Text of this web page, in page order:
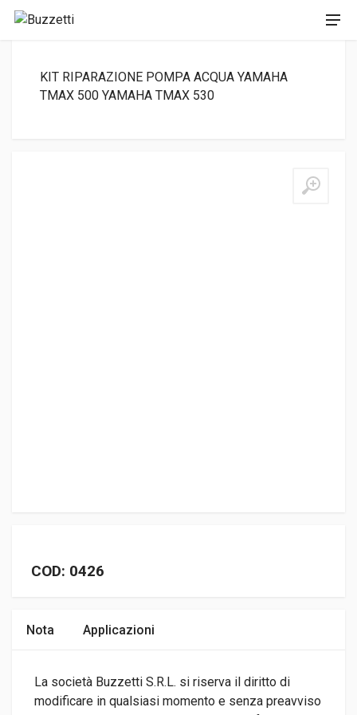
KIT RIPARAZIONE POMPA ACQUA YAMAHA
TMAX 500 YAMAHA TMAX 530
COD: 0426
Nota Applicazioni
La società Buzzetti S.R.L. si riserva il diritto di
modificare in qualsiasi momento e senza preavviso